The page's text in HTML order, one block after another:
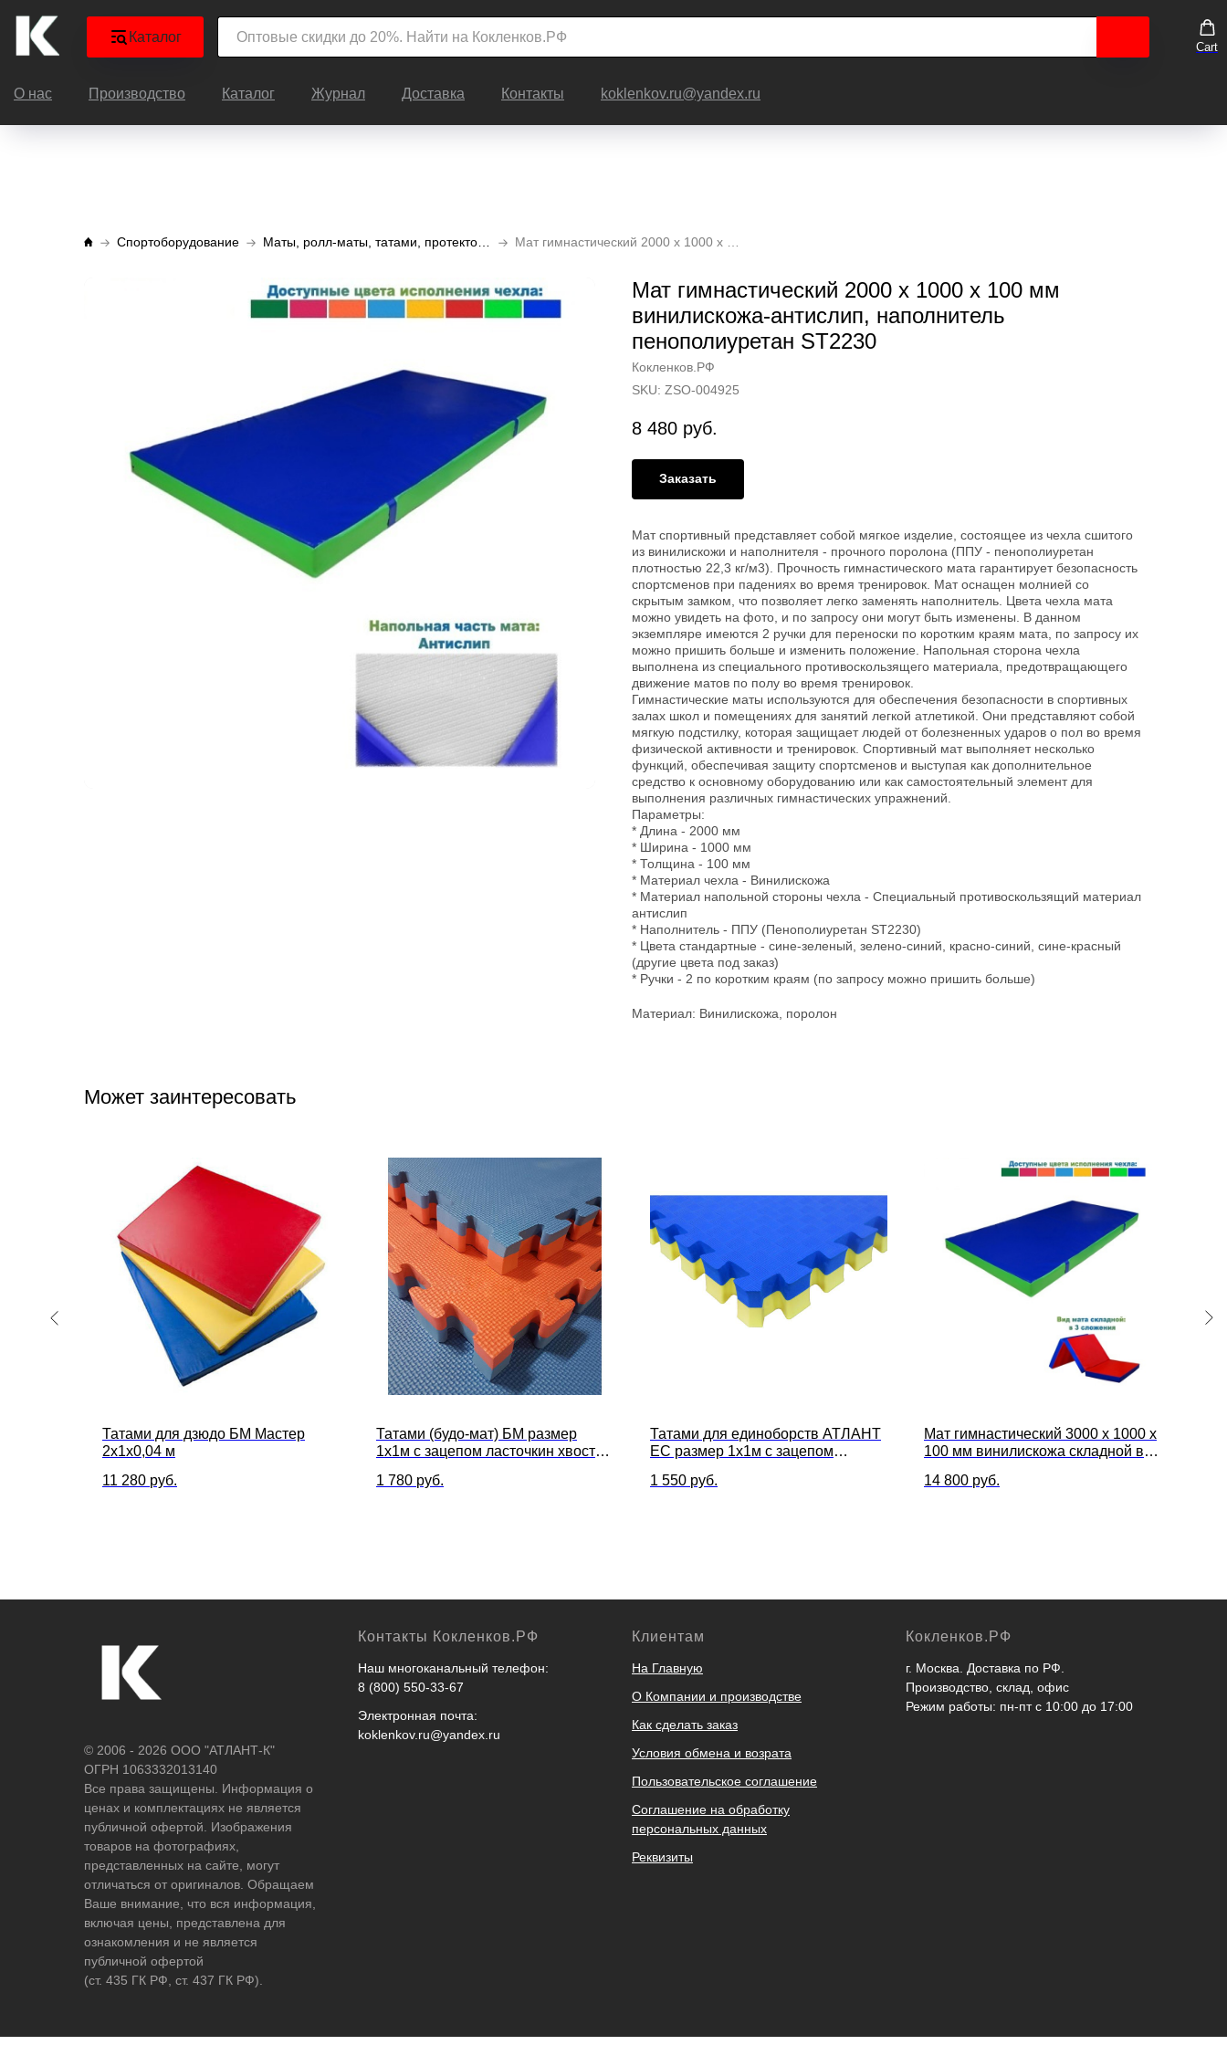
Каталог
Cart
О нас Производство Каталог Журнал Доставка Контакты koklenkov.ru@yandex.ru
Спортоборудование
Мат гимнастический 2000 х 1000 х 100 мм
винилискожа-антислип, наполнитель
пенополиуретан ST2230
Кокленков.РФ
SKU: ZSO-004925
8 480 руб.
Заказать
Мат спортивный представляет собой мягкое изделие, состоящее из чехла сшитого
из винилискожи и наполнителя - прочного поролона (ППУ - пенополиуретан
плотностью 22,3 кг/м3). Прочность гимнастического мата гарантирует безопасность
спортсменов при падениях во время тренировок. Мат оснащен молнией со
скрытым замком, что позволяет легко заменять наполнитель. Цвета чехла мата
можно увидеть на фото, и по запросу они могут быть изменены. В данном
экземпляре имеются 2 ручки для переноски по коротким краям мата, по запросу их
можно пришить больше и изменить положение. Напольная сторона чехла
выполнена из специального противоскользящего материала, предотвращающего
движение матов по полу во время тренировок.
Гимнастические маты используются для обеспечения безопасности в спортивных
залах школ и помещениях для занятий легкой атлетикой. Они представляют собой
мягкую подстилку, которая защищает людей от болезненных ударов о пол во время
физической активности и тренировок. Спортивный мат выполняет несколько
функций, обеспечивая защиту спортсменов и выступая как дополнительное
средство к основному оборудованию или как самостоятельный элемент для
выполнения различных гимнастических упражнений.
Параметры:
* Длина - 2000 мм
* Ширина - 1000 мм
* Толщина - 100 мм
* Материал чехла - Винилискожа
* Материал напольной стороны чехла - Специальный противоскользящий материал
антислип
* Наполнитель - ППУ (Пенополиуретан ST2230)
* Цвета стандартные - сине-зеленый, зелено-синий, красно-синий, сине-красный
(другие цвета под заказ)
* Ручки - 2 по коротким краям (по запросу можно пришить больше)
Материал: Винилискожа, поролон
Может заинтересовать
Татами для дзюдо БМ Мастер
2x1x0,04 м
11 280 руб.
Татами (будо-мат) БМ размер
1х1м с зацепом ласточкин хвост
1 780 руб.
Татами для единоборств АТЛАНТ
ЕС размер 1х1м с зацепом
1 550 руб.
Мат гимнастический 3000 х 1000 х
100 мм винилискожа складной в 3
14 800 руб.
© 2006 - 2026 ООО "АТЛАНТ-К"
ОГРН 1063332013140
Все права защищены. Информация о
ценах и комплектациях не является
публичной офертой. Изображения
товаров на фотографиях,
представленных на сайте, могут
отличаться от оригиналов. Обращаем
Ваше внимание, что вся информация,
включая цены, представлена для
ознакомления и не является
публичной офертой
(ст. 435 ГК РФ, ст. 437 ГК РФ).
Контакты Кокленков.РФ
Наш многоканальный телефон:
8 (800) 550-33-67
Электронная почта:
koklenkov.ru@yandex.ru
Клиентам
На Главную
О Компании и производстве
Как сделать заказ
Условия обмена и возрата
Пользовательское соглашение
Соглашение на обработку
персональных данных
Реквизиты
Кокленков.РФ
г. Москва. Доставка по РФ.
Производство, склад, офис
Режим работы: пн-пт с 10:00 до 17:00